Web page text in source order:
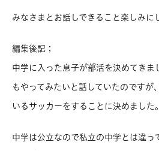
みなさまとお話しできること楽しみに
編集後記；
中学に入った息子が部活を決めてきま
もやってみたいと話していたのですが
いるサッカーをすることに決めました。
中学は公立なので私立の中学とは違っ